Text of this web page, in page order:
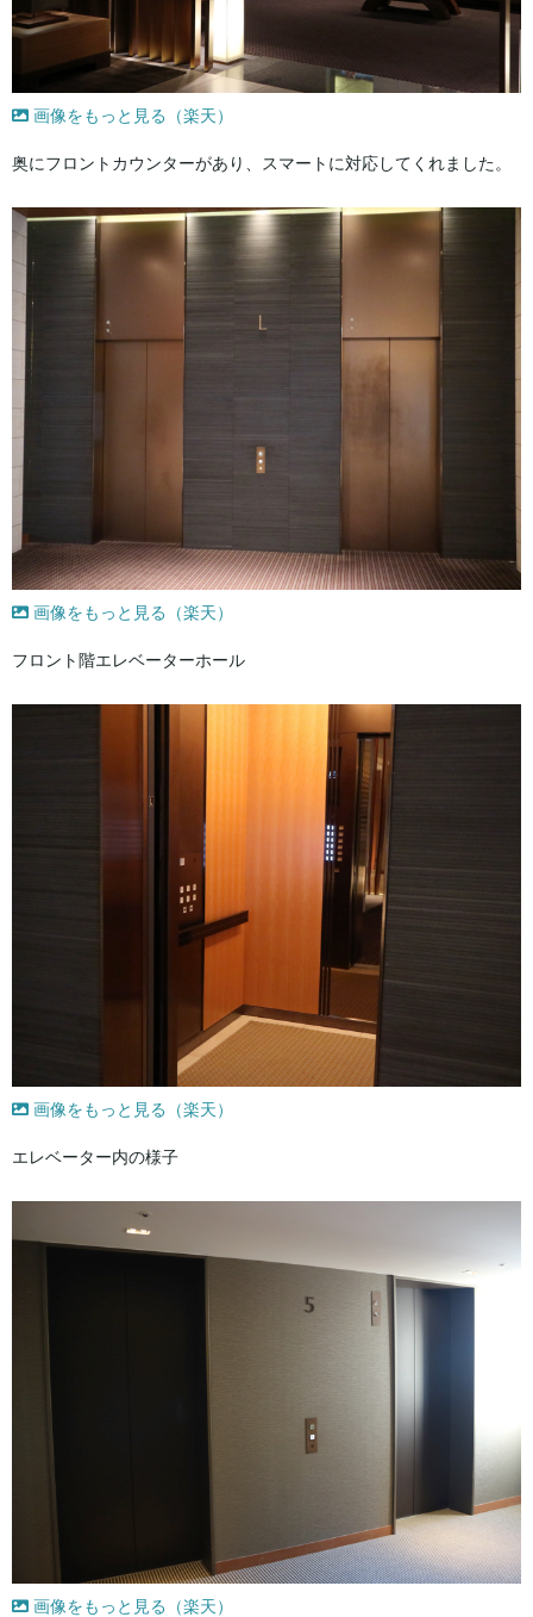
画像をもっと見る（楽天）
奥にフロントカウンターがあり、スマートに対応してくれました。
画像をもっと見る（楽天）
フロント階エレベーターホール
画像をもっと見る（楽天）
エレベーター内の様子
画像をもっと見る（楽天）